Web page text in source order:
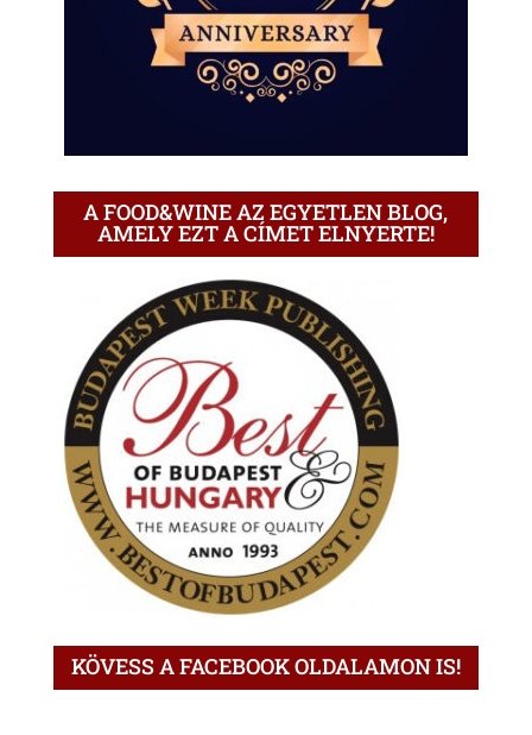
A FOOD&WINE AZ EGYETLEN BLOG,
AMELY EZT A CÍMET ELNYERTE!
KÖVESS A FACEBOOK OLDALAMON IS!